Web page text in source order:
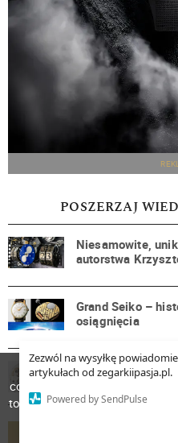
Zezwól na wysyłkę
artykułach od zegarkiipasja.pl.
Powered by SendPulse
POSZERZAJ
Niesamowite,
autorstwa
Grand Seiko –
osiągnięcia
Błonie WX302.
W celu poprawienia
cookies. Pozostanie na
to, że pliki cookies będą